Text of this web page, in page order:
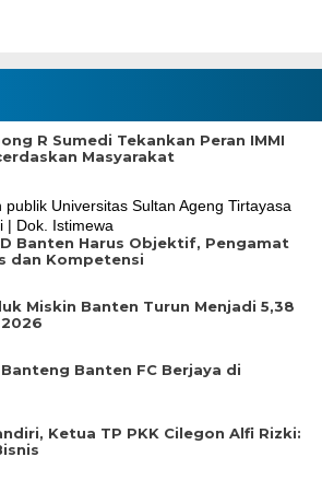
R Sumedi Tekankan Peran IMMI
Masyarakat
Banten Harus Objektif, Pengamat
dan Kompetensi
Miskin Banten Turun Menjadi 5,38
Banten FC Berjaya di
Ketua TP PKK Cilegon Alfi Rizki: